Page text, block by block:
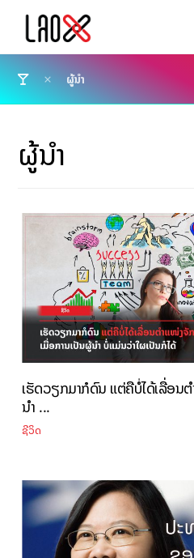
ຜູ້ນຳ
ຜູ້ນຳ
ເຮັດວຽກມາກໍດົນ ແຕ່ຄືບໍ່ໄດ້ເລື່ອນ
ນໍາ ...
ຊີວິດ